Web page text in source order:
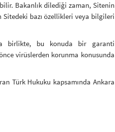
Bakanlık dilediği zaman, Sitenin
bazı özellikleri veya bilgileri
birlikte, bu konuda bir garanti
virüslerden korunma konusunda
Türk Hukuku kapsamında Ankara